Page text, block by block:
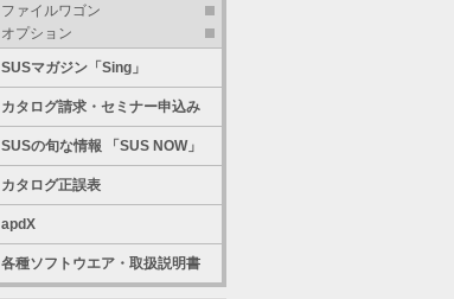
ファイルワゴン
オプション
SUSマガジン「Sing」
カタログ請求・セミナー申込み
SUSの旬な情報 「SUS NOW」
カタログ正誤表
apdX
各種ソフトウエア・取扱説明書